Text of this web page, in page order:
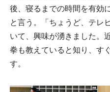
後、寝るまでの時間を有効
と言う。「ちょうど、テレ
いて、興味が湧きました。
拳も教えていると知り、す
す。